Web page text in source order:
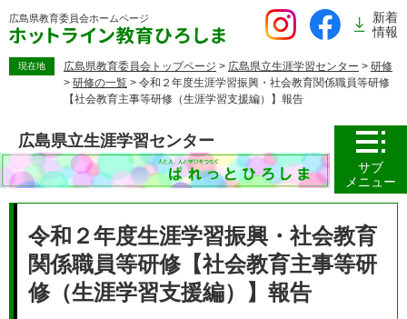
ー
す。
広島県教育委員会ホームページ
新着
情報
現在地 広島県教育委員会トップページ > 広島県立生涯学習センター > 研修
> 研修の一覧 > 令和２年度生涯学習振興・社会教育関係職員等研修
【社会教育主事等研修（生涯学習支援編）】報告
広島県立生涯学習センター
サブ
メニュー
令和２年度生涯学習振興・社会教育
関係職員等研修【社会教育主事等研
修（生涯学習支援編）】報告